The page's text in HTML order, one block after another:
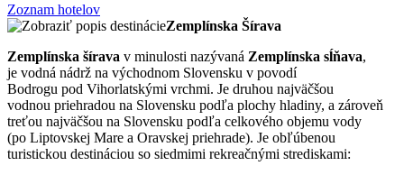
Zoznam hotelov
Zemplínska Šírava
Zemplínska šírava v minulosti nazývaná Zemplínska sĺňava,
je vodná nádrž na východnom Slovensku v povodí
Bodrogu pod Vihorlatskými vrchmi. Je druhou najväčšou
vodnou priehradou na Slovensku podľa plochy hladiny, a zároveň
treťou najväčšou na Slovensku podľa celkového objemu vody
(po Liptovskej Mare a Oravskej priehrade). Je obľúbenou
turistickou destináciou so siedmimi rekreačnými strediskami: